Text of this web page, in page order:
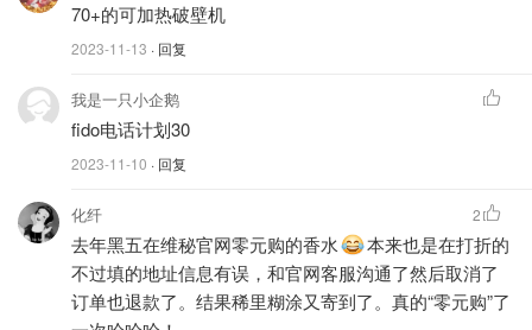
70+的可加热破壁机
2023-11-13 · 回复
我是一只小企鹅
fido电话计划30
2023-11-10 · 回复
化纤
去年黑五在维秘官网零元购的香水
本来也是在打折的
不过填的地址信息有误，和官网客服沟通了然后取消了
订单也退款了。结果稀里糊涂又寄到了。真的“零元购”了
2